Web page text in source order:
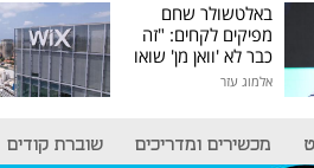
באלטשולר שחם
מפיקים לקחים: "זה
כבר לא 'וואן מן' שואו
של גילעד"
אלמוג עזר
מכשירים ומדריכים שוברת קודים